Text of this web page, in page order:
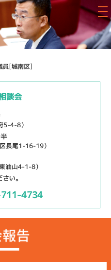
談会
5-4-8）
長尾1-16-19）
油山4-1-8）
い。
4734